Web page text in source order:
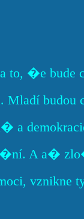
to, �e
Mladí
a
A a�
vznikne